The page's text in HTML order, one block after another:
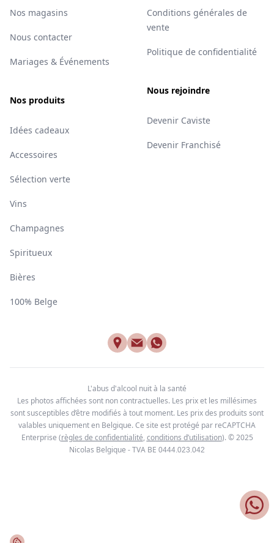
Nos magasins
Nous contacter
Mariages & Événements
Nos produits
Idées cadeaux
Accessoires
Sélection verte
Vins
Champagnes
Spiritueux
Bières
100% Belge
Conditions générales de
vente
Politique de confidentialité
Nous rejoindre
Devenir Caviste
Devenir Franchisé
L'abus d'alcool nuit à la santé
Les photos affichées sont non contractuelles. Les prix et les millésimes
sont susceptibles d’être modifiés à tout moment. Les prix des produits sont
valables uniquement en Belgique. Ce site est protégé par reCAPTCHA
Enterprise (règles de confidentialité, conditions d’utilisation). © 2025
Nicolas Belgique - TVA BE 0444.023.042